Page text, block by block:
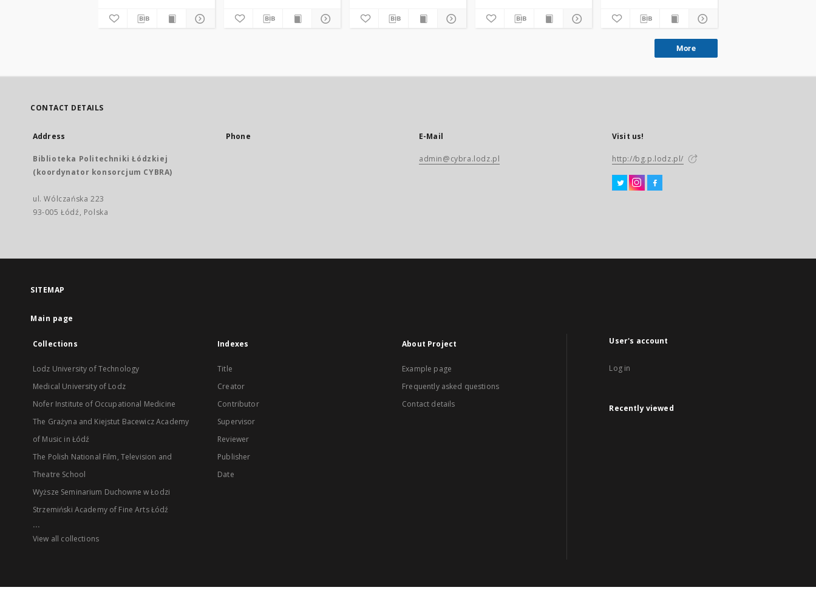
More
CONTACT DETAILS
Address
Biblioteka Politechniki Łódzkiej
(koordynator konsorcjum CYBRA)
ul. Wólczańska 223
93-005 Łódź, Polska
Phone E-Mail
admin@cybra.lodz.pl
Visit us!
http://bg.p.lodz.pl/
SITEMAP
Main page
Collections
Lodz University of Technology
Medical University of Lodz
Nofer Institute of Occupational Medicine
The Grażyna and Kiejstut Bacewicz Academy
of Music in Łódź
The Polish National Film, Television and
Theatre School
Wyższe Seminarium Duchowne w Łodzi
Strzemiński Academy of Fine Arts Łódź
...
View all collections
Indexes
Title
Creator
Contributor
Supervisor
Reviewer
Publisher
Date
About Project
Example page
Frequently asked questions
Contact details
User's account
Log in
Recently viewed